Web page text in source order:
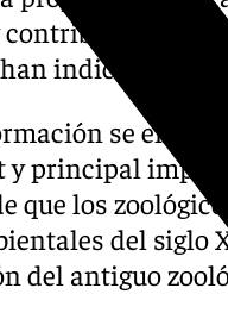
contribuiría a
indicado en
se
y principal
que los
del siglo
del antiguo